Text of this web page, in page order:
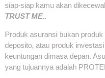
siap-siap kamu akan
TRUST ME..
Produk asuransi bukan
deposito, atau produk
keuntungan dimasa depan.
yang tujuannya adalah